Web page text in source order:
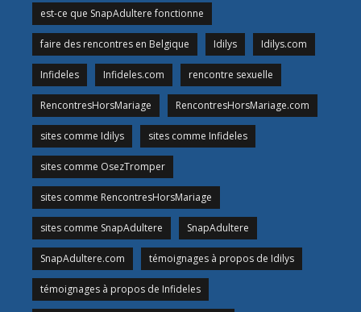
est-ce que SnapAdultere fonctionne
faire des rencontres en Belgique Idilys Idilys.com
Infideles Infideles.com rencontre sexuelle
RencontresHorsMariage RencontresHorsMariage.com
sites comme Idilys sites comme Infideles
sites comme OsezTromper
sites comme RencontresHorsMariage
sites comme SnapAdultere SnapAdultere
SnapAdultere.com témoignages à propos de Idilys
témoignages à propos de Infideles